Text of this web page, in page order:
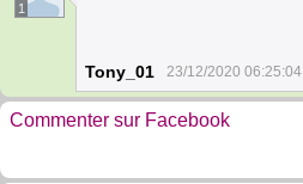
1
Tony_01 23/12/2020 06:25:04
Commenter sur Facebook